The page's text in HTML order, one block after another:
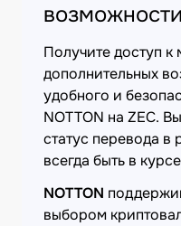
возможности
Получите доступ к
дополнительных
удобного и
NOTTON на ZEC.
статус перевода в
всегда быть в
NOTTON
выбором